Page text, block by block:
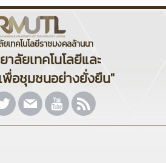
เทคโนโลยีราชมงคลล้านนา
าลัยเทคโนโลยีและ
พื่อชุมชนอย่างยั่งยืน"